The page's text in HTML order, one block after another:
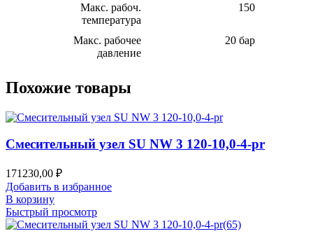
Макс. рабоч.
температура
150
Макс. рабочее
давление
20 бар
Похожие товары
Смесительный узел SU NW 3 120-10,0-4-pr
171230,00 ₽
Добавить в избранное
В корзину
Быстрый просмотр